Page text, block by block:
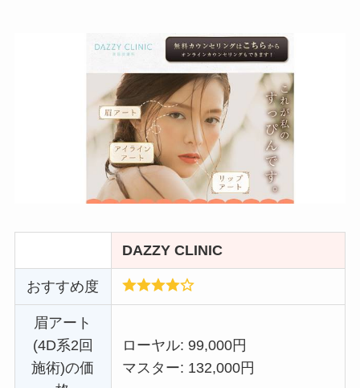
DAZZY CLINIC
おすすめ度
眉アート
(4D系2回
施術)の価
ローヤル: 99,000円
マスター: 132,000円